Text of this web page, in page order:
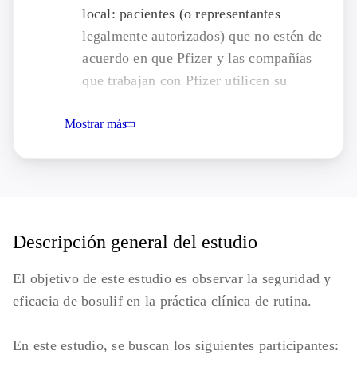
estudio.
local: pacientes (o representantes
legalmente autorizados) que no estén de
acuerdo en que Pfizer y las compañías
que trabajan con Pfizer utilicen su
Mostrar más
Descripción general del estudio
El objetivo de este estudio es observar la seguridad y
eficacia de bosulif en la práctica clínica de rutina.
En este estudio, se buscan los siguientes participantes: